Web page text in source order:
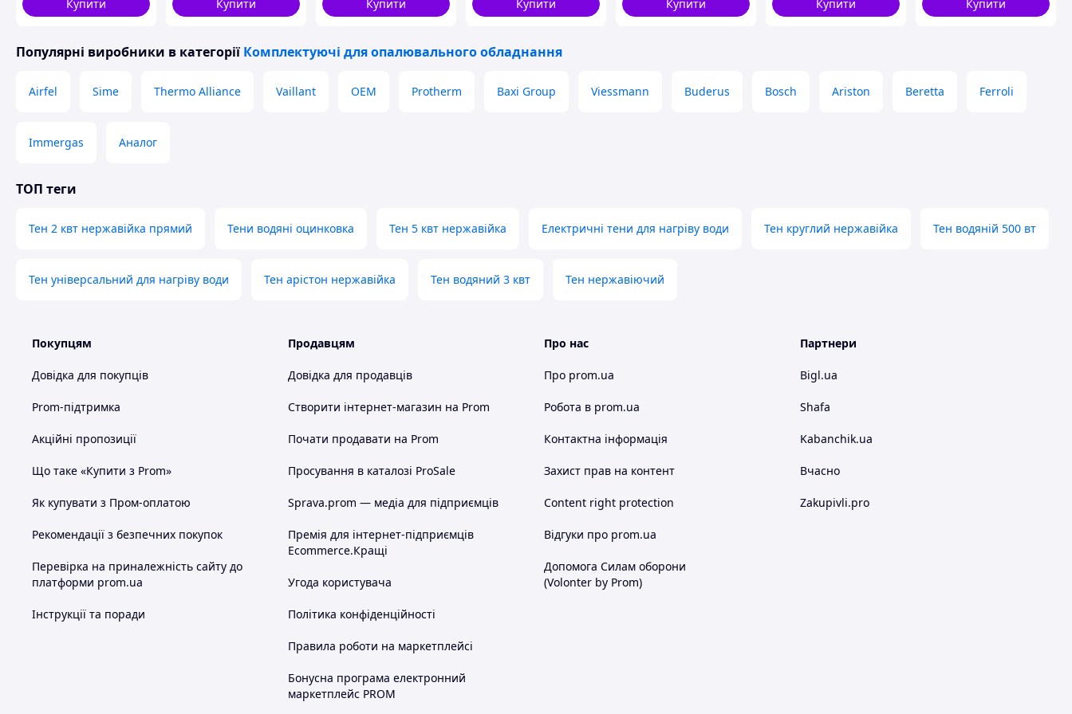
Купити
Купити
Купити
TX,
Купити
Купити
ЕMN_PS
Купити
Купити
Популярні виробники в категорії Комплектуючі для опалювального обладнання
Airfel Sime Thermo Alliance Vaillant OEM Protherm Baxi Group Viessmann Buderus Bosch Ariston Beretta Ferroli
Immergas Аналог
ТОП теги
Тен 2 квт нержавійка прямий Тени водяні оцинковка Тен 5 квт нержавійка Електричні тени для нагріву води Тен круглий нержавійка Тен водяній 500 вт
Тен універсальний для нагріву води Тен арістон нержавійка Тен водяний 3 квт Тен нержавіючий
Покупцям
Довідка для покупців
Prom-підтримка
Акційні пропозиції
Що таке «Купити з Prom»
Як купувати з Пром-оплатою
Рекомендації з безпечних покупок
Перевірка на приналежність сайту до
платформи prom.ua
Інструкції та поради
Продавцям
Довідка для продавців
Створити інтернет-магазин на Prom
Почати продавати на Prom
Просування в каталозі ProSale
Sprava.prom — медіа для підприємців
Премія для інтернет-підприємців
Ecommerce.Кращі
Угода користувача
Політика конфіденційності
Правила роботи на маркетплейсі
Бонусна програма електронний
маркетплейс PROM
Про нас
Про prom.ua
Робота в prom.ua
Контактна інформація
Захист прав на контент
Content right protection
Відгуки про prom.ua
Допомога Силам оборони
(Volonter by Prom)
Партнери
Bigl.ua
Shafa
Kabanchik.ua
Вчасно
Zakupivli.pro